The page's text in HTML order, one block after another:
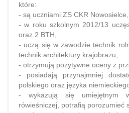
które:
- są uczniami ZS CKR Nowosielce,
- w roku szkolnym 2012/13
oraz 2 BTH,
- uczą się w zawodzie technik
technik architektury krajobrazu,
- otrzymują pozytywne oceny z
- posiadają przynajmniej
polskiego oraz języka
- wykazują się umiejętnym
rówieśniczej, potrafią porozumieć